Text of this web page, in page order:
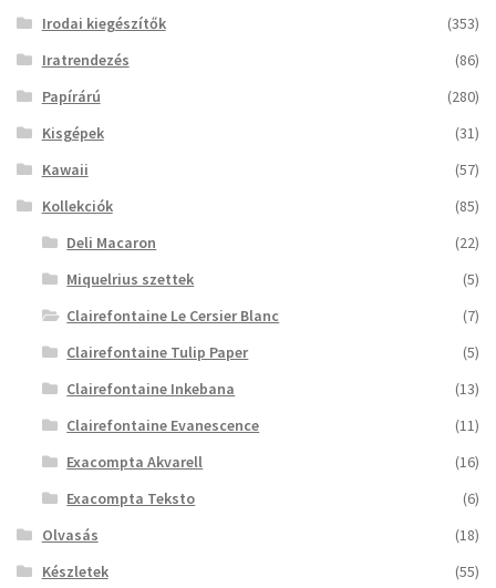
Irodai kiegészítők
(353)
Iratrendezés
(86)
Papírárú
(280)
Kisgépek
(31)
Kawaii
(57)
Kollekciók
(85)
Deli Macaron
(22)
Miquelrius szettek
(5)
Clairefontaine Le Cersier Blanc
(7)
Clairefontaine Tulip Paper
(5)
Clairefontaine Inkebana
(13)
Clairefontaine Evanescence
(11)
Exacompta Akvarell
(16)
Exacompta Teksto
(6)
Olvasás
(18)
Készletek
(55)